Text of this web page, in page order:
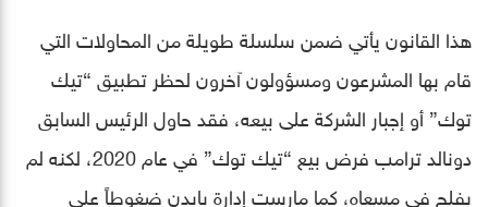
هذا القانون يأتي ضمن سلسلة طويلة من المحاولات التي
قام بها المشرعون ومسؤولون آخرون لحظر تطبيق “تيك
توك” أو إجبار الشركة على بيعه، فقد حاول الرئيس السابق
دونالد ترامب فرض بيع “تيك توك” في عام 2020، لكنه لم
يفلح في مسعاه، كما مارست إدارة بايدن ضغوطاً على